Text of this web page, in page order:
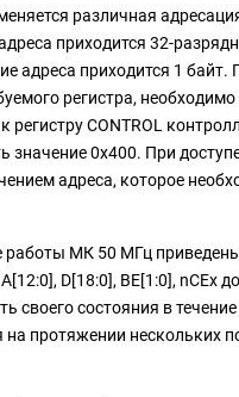
различная
приходится 32-
адреса приходится 1
регистра, необходимо
регистру CONTROL
значение 0x400. При
адреса, которое
работы МК 50 МГц
D[18:0], BE[1:0], nCEx
состояния в
на протяжении нескольких